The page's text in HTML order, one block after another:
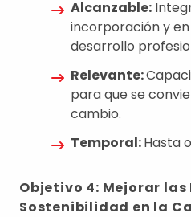
Alcanzable:
incorporación y
desarrollo
Relevante:
para que se
cambio.
Temporal:Hasta
Objetivo 4: Mejorar
Sostenibilidad en la